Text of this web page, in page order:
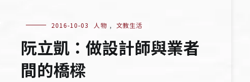
2016-10-03 人物 , 文教生活
阮立凱：做設計師與業者
間的橋樑